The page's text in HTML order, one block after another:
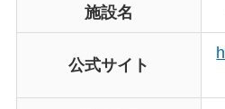
施設名
公式サイト